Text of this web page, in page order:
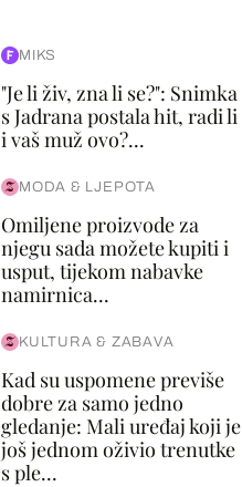
MIKS
"Je li živ, zna li se?": Snimka
s Jadrana postala hit, radi li
i vaš muž ovo?...
MODA & LJEPOTA
Omiljene proizvode za
njegu sada možete kupiti i
usput, tijekom nabavke
namirnica...
KULTURA & ZABAVA
Kad su uspomene previše
dobre za samo jedno
gledanje: Mali uređaj koji je
još jednom oživio trenutke
s ple...